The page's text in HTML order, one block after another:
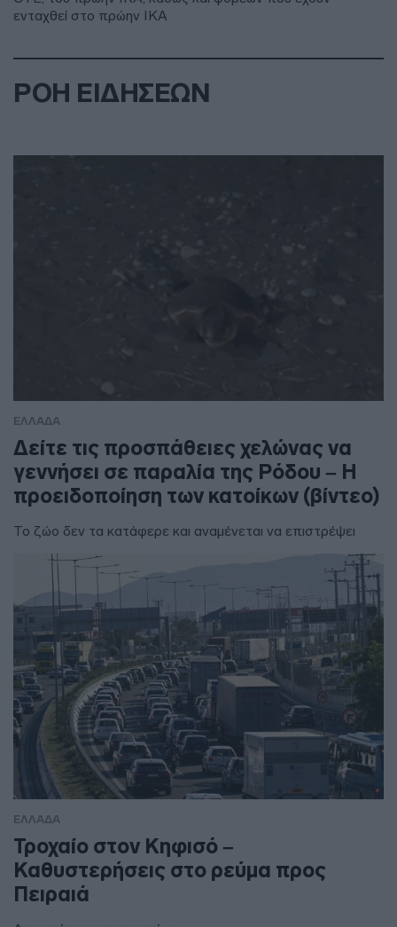
ενταχθεί στο πρώην ΙΚΑ
ΡΟΗ ΕΙΔΗΣΕΩΝ
ΕΛΛΑΔΑ
Δείτε τις προσπάθειες χελώνας να
γεννήσει σε παραλία της Ρόδου – Η
προειδοποίηση των κατοίκων (βίντεο)
Το ζώο δεν τα κατάφερε και αναμένεται να επιστρέψει
ΕΛΛΑΔΑ
Τροχαίο στον Κηφισό –
Καθυστερήσεις στο ρεύμα προς
Πειραιά